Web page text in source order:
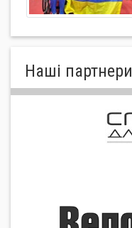
Нашi партнери